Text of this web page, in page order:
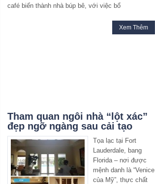
café biến thành nhà búp bê, với việc bổ
Xem Thêm
Tham quan ngôi nhà “lột xác”
đẹp ngỡ ngàng sau cải tạo
Tọa lạc tại Fort
Lauderdale, bang
Florida – nơi được
mệnh danh là “Venice
của Mỹ”, thực chất